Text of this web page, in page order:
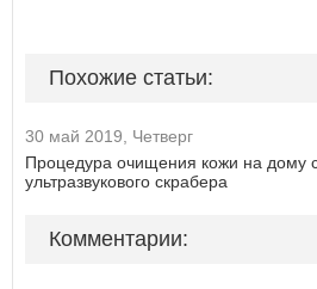
Похожие статьи:
30 май 2019, Четверг
Процедура очищения кожи на дому
ультразвукового скрабера
Комментарии: